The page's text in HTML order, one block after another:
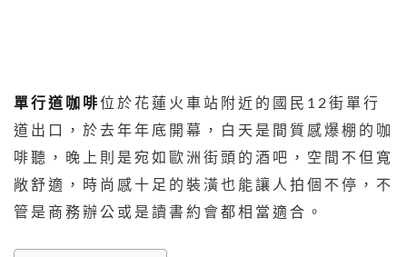
單行道咖啡位於花蓮火車站附近的國民12街單行
道出口，於去年年底開幕，白天是間質感爆棚的咖
啡聽，晚上則是宛如歐洲街頭的酒吧，空間不但寬
敞舒適，時尚感十足的裝潢也能讓人拍個不停，不
管是商務辦公或是讀書約會都相當適合。